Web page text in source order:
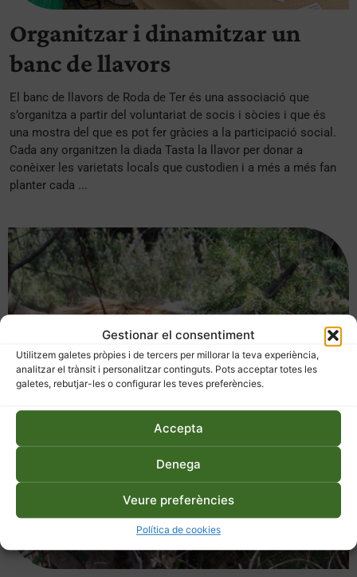
Gestionar el consentiment
Utilitzem galetes pròpies i de tercers per millorar la teva experiència,
analitzar el trànsit i personalitzar continguts. Pots acceptar totes les
galetes, rebutjar-les o configurar les teves preferències.
Accepta
Denega
Veure preferències
Política de cookies
Organitzar i dinamitzar un
banc de llavors
El banc de llavors de Roda de Ter és una associació que
s’organitza a partir del voluntariat de socis i sòcies i que és
una mostra del que es pot fer gràcies a la participació social.
Cada any organitzen la diada Tasta la llavor per donar a
conèixer les varietats locals que custodien i a més a més fan
planter cada ...